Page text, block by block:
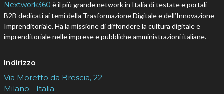
Nextwork360 è il più grande network in Italia di testate e portali
B2B dedicati ai temi della Trasformazione Digitale e dell’Innovazione
Imprenditoriale. Ha la missione di diffondere la cultura digitale e
imprenditoriale nelle imprese e pubbliche amministrazioni italiane.
Indirizzo
Via Moretto da Brescia, 22
Milano - Italia